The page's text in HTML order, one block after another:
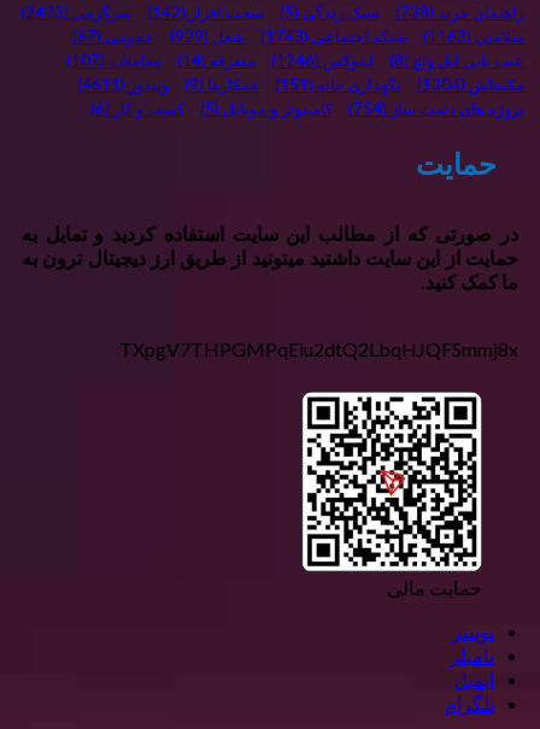
راهنمای خرید (738) سبک زندگی (5) سخت افزار (142) سرگرمی (2423)
سلامتی (1163) شبکه اجتماعی (1743) شغل (929) عمومی (67)
عیب یابی اپل واچ (8) لینوکس (1246) متفرقه (14) معاملات (107)
مکینتاش (1304) نگهداری خانه (151) همکارها (9) ویندوز (4611)
پروژه های دست ساز (754) کامپیوتر و موبایل (5) کسب و کار (6)
حمایت
در صورتی که از مطالب این سایت استفاده کردید و تمایل به
حمایت از این سایت داشتید میتونید از طریق ارز دیجیتال ترون به
ما کمک کنید.
TXpgV7THPGMPqEiu2dtQ2LbqHJQFSmmj8x
حمایت مالی
توییتر
تامبلر
ایمیل
تلگرام